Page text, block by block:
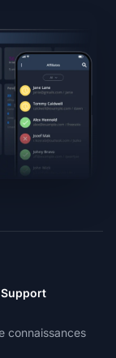
Support
connaissances